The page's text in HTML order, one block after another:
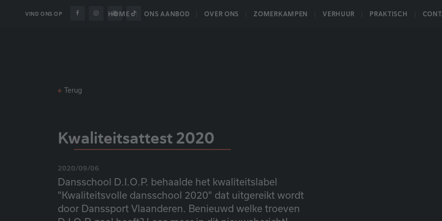
VIND ONS OP HOME ONS AANBOD OVER ONS ZOMERKAMPEN VERHUUR PRAKTISCH HOME
Kwaliteitsattest 2020
2020/09/06
Dansschool D.I.O.P. behaalde het kwaliteitslabel
"Kwaliteitsvolle dansschool 2020" dat uitgereikt wordt
door Danssport Vlaanderen. Benieuwd welke troeven
Terug